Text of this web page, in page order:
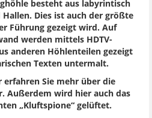
besteht aus labyrintisch
Dies ist auch der größte
Führung gezeigt wird. Auf
werden mittels HDTV-
anderen Höhlenteilen gezeigt
Texten untermalt.
erfahren Sie mehr über die
Außerdem wird hier auch das
„Kluftspione“ gelüftet.